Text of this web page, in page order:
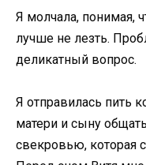
Я молчала, понимая,
лучше не лезть.
деликатный вопрос.
Я отправилась пить
матери и сыну
свекровью, которая